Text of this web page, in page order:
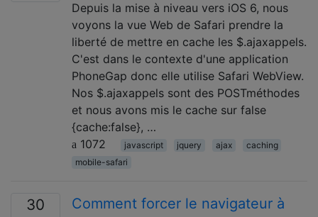
Depuis la mise à niveau vers iOS 6, nous
voyons la vue Web de Safari prendre la
liberté de mettre en cache les $.ajaxappels.
C'est dans le contexte d'une application
PhoneGap donc elle utilise Safari WebView.
Nos $.ajaxappels sont des POSTméthodes
et nous avons mis le cache sur false
{cache:false}, …
1072
javascript jquery ajax
caching
mobile-safari
30
Comment forcer le navigateur à